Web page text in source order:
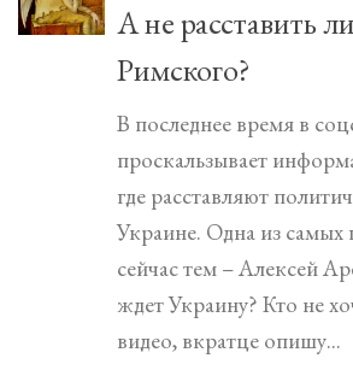
А не расставить
Римского?
В последнее время в
проскальзывает
где расставляют
Украине. Одна из самых
сейчас тем – Алексей
ждет Украину? Кто не
видео, вкратце опишу...